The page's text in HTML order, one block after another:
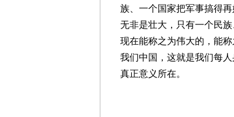
族、一个国家把军事搞得
无非是壮大，只有一个民
现在能称之为伟大的，能
我们中国，这就是我们每
真正意义所在。